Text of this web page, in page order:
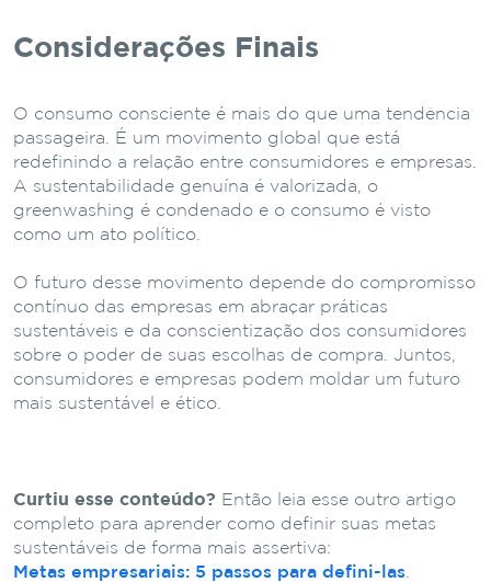
Considerações Finais
O consumo consciente é mais do que uma tendência
passageira. É um movimento global que está
redefinindo a relação entre consumidores e empresas.
A sustentabilidade genuína é valorizada, o
greenwashing é condenado e o consumo é visto
como um ato político.
O futuro desse movimento depende do compromisso
contínuo das empresas em abraçar práticas
sustentáveis e da conscientização dos consumidores
sobre o poder de suas escolhas de compra. Juntos,
consumidores e empresas podem moldar um futuro
mais sustentável e ético.
Curtiu esse conteúdo? Então leia esse outro artigo
completo para aprender como definir suas metas
sustentáveis de forma mais assertiva:
Metas empresariais: 5 passos para defini-las